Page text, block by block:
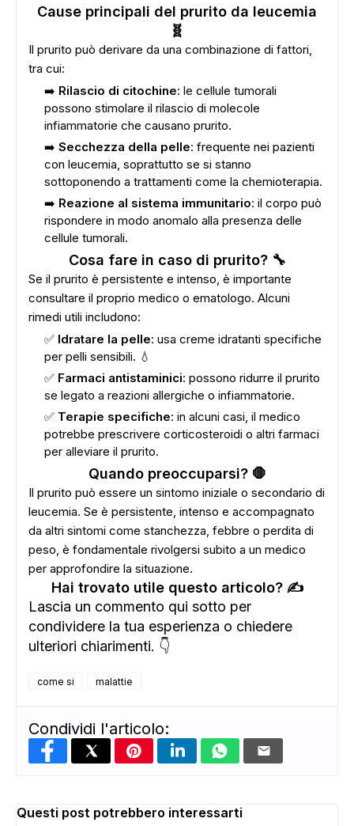
ADS
Cause principali del prurito da leucemia
🧬
Il prurito può derivare da una combinazione di fattori,
tra cui:
➡️ Rilascio di citochine: le cellule tumorali
possono stimolare il rilascio di molecole
infiammatorie che causano prurito.
➡️ Secchezza della pelle: frequente nei pazienti
con leucemia, soprattutto se si stanno
sottoponendo a trattamenti come la chemioterapia.
➡️ Reazione al sistema immunitario: il corpo può
rispondere in modo anomalo alla presenza delle
cellule tumorali.
Cosa fare in caso di prurito? 🔧
Se il prurito è persistente e intenso, è importante
consultare il proprio medico o ematologo. Alcuni
rimedi utili includono:
✅ Idratare la pelle: usa creme idratanti specifiche
per pelli sensibili. 💧
✅ Farmaci antistaminici: possono ridurre il prurito
se legato a reazioni allergiche o infiammatorie.
✅ Terapie specifiche: in alcuni casi, il medico
potrebbe prescrivere corticosteroidi o altri farmaci
per alleviare il prurito.
Quando preoccuparsi? 🛑
Il prurito può essere un sintomo iniziale o secondario di
leucemia. Se è persistente, intenso e accompagnato
da altri sintomi come stanchezza, febbre o perdita di
peso, è fondamentale rivolgersi subito a un medico
per approfondire la situazione.
Hai trovato utile questo articolo? ✍️
Lascia un commento qui sotto per
condividere la tua esperienza o chiedere
ulteriori chiarimenti. 👇
come si malattie
Condividi l'articolo:
Questi post potrebbero interessarti